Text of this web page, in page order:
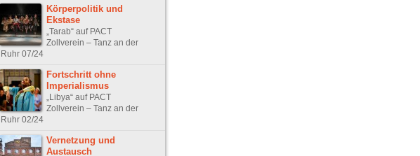
Körperpolitik und
Ekstase
„Tarab“ auf PACT
Zollverein – Tanz an der
Ruhr 07/24
Fortschritt ohne
Imperialismus
„Libya“ auf PACT
Zollverein – Tanz an der
Ruhr 02/24
Vernetzung und
Austausch